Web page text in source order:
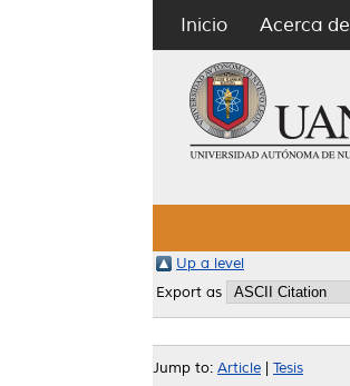
Inicio Acerca de
Up a level
Export as
Jump to: Article Tesis